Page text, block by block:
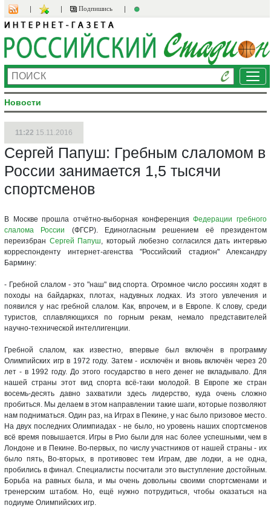
Подпишись
Новости
11:22 15.11.2016
Сергей Папуш: Гребным слаломом в
России занимается 1,5 тысячи
спортсменов
В Москве прошла отчётно-выборная конференцияФедерации гребного
слалома России (ФГСР). Единогласным решением её президентом
переизбран Сергей Папуш, который любезно согласился дать интервью
корреспонденту интернет-агенства "Российский стадион" Александру
Бармину:
- Гребной слалом - это "наш" вид спорта. Огромное число россиян ходят в
походы на байдарках, плотах, надувных лодках. Из этого увлечения и
появился у нас гребной слалом. Как, впрочем, и в Европе. К слову, среди
туристов, сплавляющихся по горным рекам, немало представителей
научно-технической интеллигенции.
Гребной слалом, как известно, впервые был включён в программу
Олимпийских игр в 1972 году. Затем - исключён и вновь включён через 20
лет - в 1992 году. До этого государство в него денег не вкладывало. Для
нашей страны этот вид спорта всё-таки молодой. В Европе же стран
восемь-десять давно захватили здесь лидерство, куда очень сложно
пробиться. Мы делаем в этом направлении такие шаги, которые позволяют
нам подниматься. Один раз, на Играх в Пекине, у нас было призовое место.
На двух последних Олимпиадах - не было, но уровень наших спортсменов
всё время повышается. Игры в Рио были для нас более успешными, чем в
Лондоне и в Пекине. Во-первых, по числу участников от нашей страны - их
было пять, Во-вторых, в противовес тем Играм, две лодки, а не одна,
пробились в финал. Специалисты посчитали это выступление достойным.
Борьба на равных была, и мы очень довольны своими спортсменами и
тренерским штабом. Но, ещё нужно потрудиться, чтобы оказаться на
подиуме Олимпийских игр.